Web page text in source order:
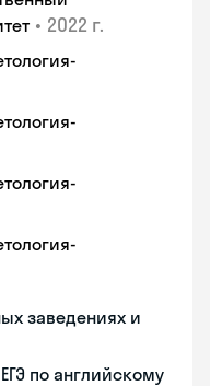
• 2022 г.
заведениях и
по английскому